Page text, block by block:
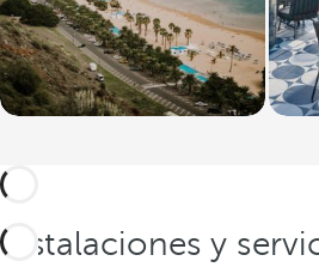
Instalaciones y